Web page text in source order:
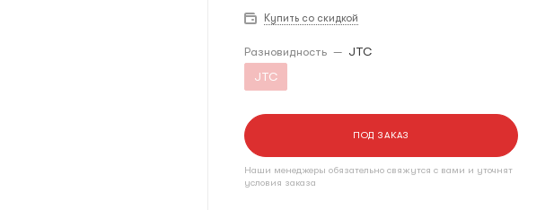
Купить со скидкой
Разновидность — JTC
JTC
ПОД ЗАКАЗ
Наши менеджеры обязательно свяжутся с вами и уточнят
условия заказа